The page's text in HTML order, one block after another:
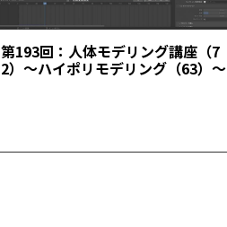
第193回：人体モデリング講座（7
2）～ハイポリモデリング（63）～